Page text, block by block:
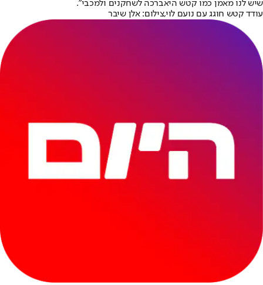
שיש לנו מאמן כמו קטש היאברכה לשחקנים ולמכבי".
עודד קטש חוגג עם נועם לוי,צילום: אלן שיבר